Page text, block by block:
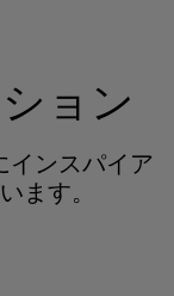
ョン
ンスパイア
ます。